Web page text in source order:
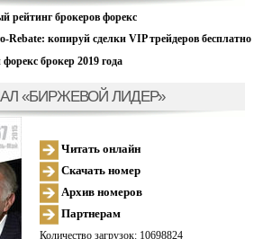
рейтинг брокеров форекс
Rebate: копируй сделки VIP трейдеров бесплатно
брокер 2019 года
«БИРЖЕВОЙ ЛИДЕР»
Читать онлайн
Скачать номер
Архив номеров
Партнерам
Количество загрузок: 10698824